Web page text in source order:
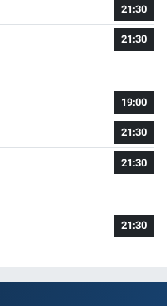
21:30
21:30
19:00
21:30
21:30
21:30